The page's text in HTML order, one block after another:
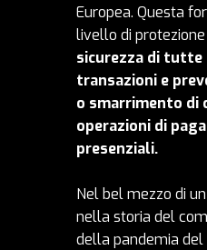
Europea. Questa
livello di
sicurezza di tutte
transazioni e
o smarrimento di
operazioni di
presenziali.
Nel bel mezzo di
nella storia del
della pandemia del